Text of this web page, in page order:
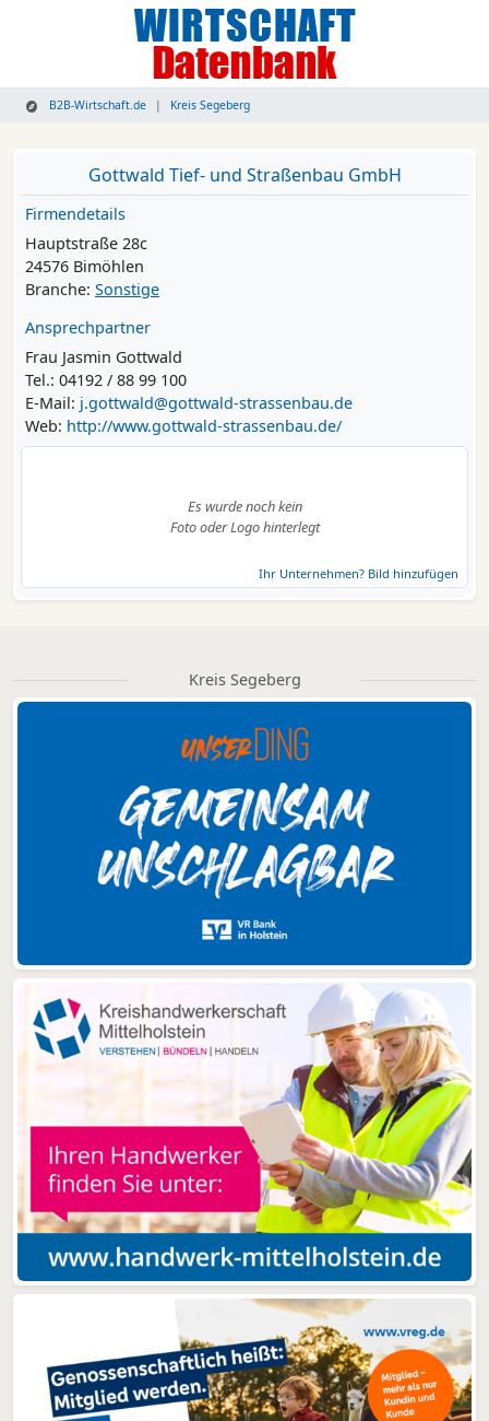
B2B-Wirtschaft.de Kreis Segeberg
Gottwald Tief- und Straßenbau GmbH
Firmendetails
Hauptstraße 28c
24576 Bimöhlen
Branche: Sonstige
Ansprechpartner
Frau Jasmin Gottwald
Tel.: 04192 / 88 99 100
E-Mail: j.gottwald@gottwald-strassenbau.de
Web: http://www.gottwald-strassenbau.de/
Es wurde noch kein
Foto oder Logo hinterlegt
Ihr Unternehmen? Bild hinzufügen
Kreis Segeberg